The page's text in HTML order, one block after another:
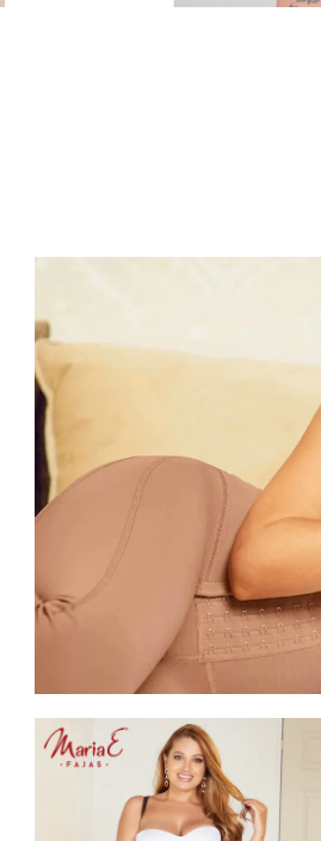
voor spoedig herstel